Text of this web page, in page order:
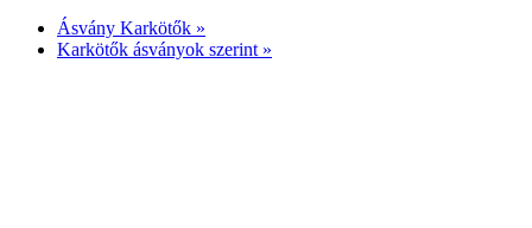
Ásvány Karkötők »
Karkötők ásványok szerint »